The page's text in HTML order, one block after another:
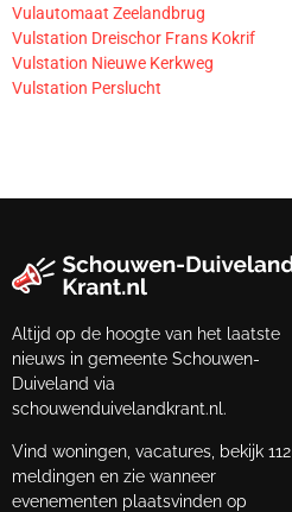
Vulautomaat Zeelandbrug
Vulstation Dreischor Frans Kokrif
Vulstation Nieuwe Kerkweg
Vulstation Perslucht
Altijd op de hoogte van het laatste
nieuws in gemeente Schouwen-
Duiveland via
schouwenduivelandkrant.nl.
Vind woningen, vacatures, bekijk 112
meldingen en zie wanneer
evenementen plaatsvinden op